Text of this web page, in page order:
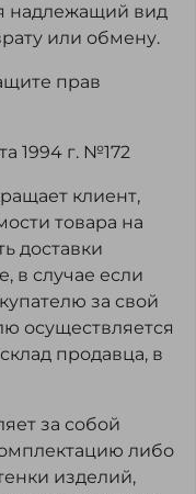
надлежащий вид
или обмену.
прав
1994 г. №172
клиент,
товара на
доставки
в случае если
за свой
осуществляется
продавца, в
за собой
либо
изделий,